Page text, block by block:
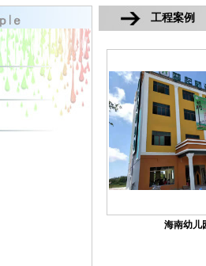
工程案例
海南幼儿